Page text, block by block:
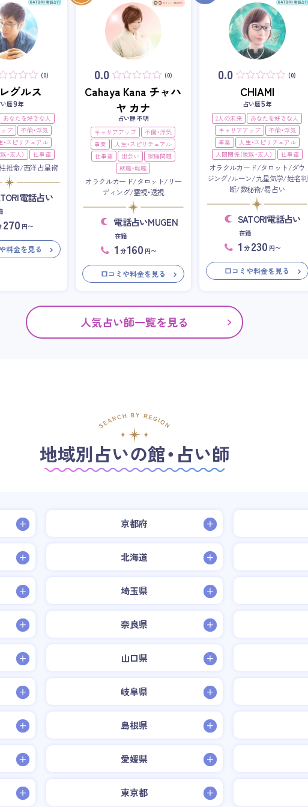
(0)
グルス
歴9年
あなたを好きな人
プ
不倫・浮気
・スピリチュアル
・友人）
仕事運
推命/西洋占星術
電話占い
270 円〜
料金を見る
0.0 (0)
Cahaya Kana チャハ
ヤ カナ
占い歴 不明
キャリアアップ
不倫・浮気
事業
人生・スピリチュアル
仕事運
出会い
家庭問題
就職・転職
オラクルカード/タロット/リー
ディング/霊視・透視
電話占いMUGEN
在籍
1 分160 円〜
口コミや料金を見る
0.0 (0)
CHIAMI
占い歴5年
2人の未来
あなたを好きな人
キャリアアップ
不倫・浮気
事業
人生・スピリチュアル
人間関係（家族・友人）
仕事運
オラクルカード/タロット/ダウ
ジング/ルーン/九星気学/姓名判
断/数秘術/易占い
SATORI電話占い
在籍
1 分 230 円〜
口コミや料金を見る
人気占い師一覧を見る
地域別占いの館・占い師
京都府
北海道
埼玉県
奈良県
山口県
岐阜県
島根県
愛媛県
東京都